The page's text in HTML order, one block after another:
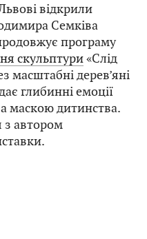
відкрили
Семківа
програму
скульптури«Слід
масштабні дерев’яні
глибинні емоції
маскою дитинства.
з автором